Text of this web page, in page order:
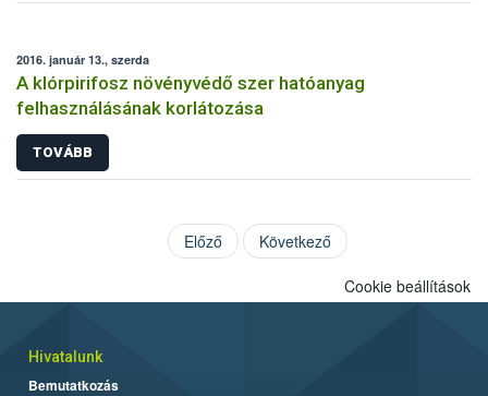
2016. január 13., szerda
A klórpirifosz növényvédő szer hatóanyag
felhasználásának korlátozása
TOVÁBB
Előző Következő
Cookie beállítások
Hivatalunk
Bemutatkozás